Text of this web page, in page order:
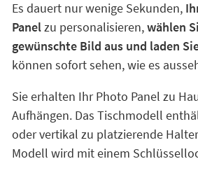
Es dauert nur wenige Sekunden,
Panelzu personalisieren,wählen
gewünschte Bild aus und laden
können sofort sehen, wie es
Sie erhalten Ihr Photo Panel zu
Aufhängen. Das Tischmodell
oder vertikal zu platzierende
Modell wird mit einem